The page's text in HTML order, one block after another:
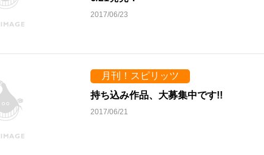
2017/06/23
月刊！スピリッツ
持ち込み作品、大募集中です!!
2017/06/21